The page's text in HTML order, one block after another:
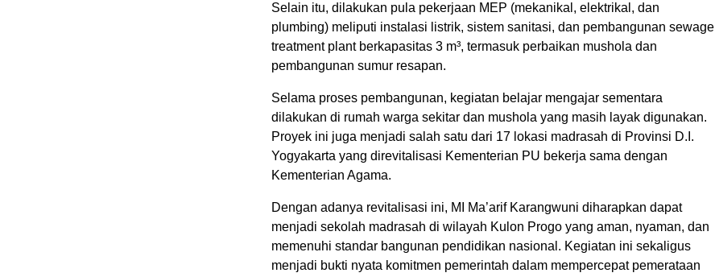
Selain itu, dilakukan pula pekerjaan MEP (mekanikal, elektrikal, dan
plumbing) meliputi instalasi listrik, sistem sanitasi, dan pembangunan sewage
treatment plant berkapasitas 3 m³, termasuk perbaikan mushola dan
pembangunan sumur resapan.
Selama proses pembangunan, kegiatan belajar mengajar sementara
dilakukan di rumah warga sekitar dan mushola yang masih layak digunakan.
Proyek ini juga menjadi salah satu dari 17 lokasi madrasah di Provinsi D.I.
Yogyakarta yang direvitalisasi Kementerian PU bekerja sama dengan
Kementerian Agama.
Dengan adanya revitalisasi ini, MI Ma’arif Karangwuni diharapkan dapat
menjadi sekolah madrasah di wilayah Kulon Progo yang aman, nyaman, dan
memenuhi standar bangunan pendidikan nasional. Kegiatan ini sekaligus
menjadi bukti nyata komitmen pemerintah dalam mempercepat pemerataan